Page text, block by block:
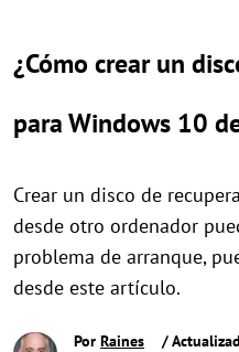
¿Cómo crear un
para Windows 10
Crear un disco de
desde otro ordenador
problema de arranque,
desde este artículo.
Por Raines
/